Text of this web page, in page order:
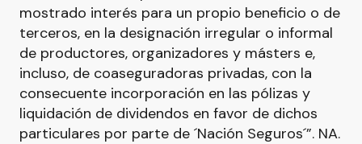
mostrado interés para un propio beneficio o de
terceros, en la designación irregular o informal
de productores, organizadores y másters e,
incluso, de coaseguradoras privadas, con la
consecuente incorporación en las pólizas y
liquidación de dividendos en favor de dichos
particulares por parte de ´Nación Seguros´”. NA.